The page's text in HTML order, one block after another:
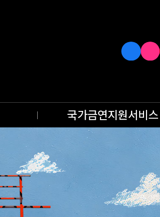
국가금연지원서비스